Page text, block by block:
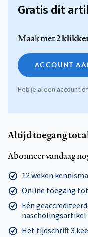
Gratis dit
Maak met2
ACCOUNT
Heb je al een account
Altijd toegang tot
Abonneer vandaag
12 weken
Online toegang
Eén
nascholingsartikel
Het tijdschrift 3